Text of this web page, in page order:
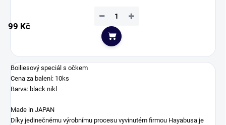
99 Kč
+
−
Do košíku
Boiliesový speciál s očkem
Cena za balení: 10ks
Barva: black nikl
Made in JAPAN
Díky jedinečnému výrobnímu procesu vyvinutém firmou Hayabusa je